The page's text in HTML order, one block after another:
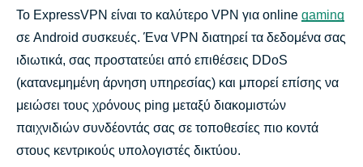
Το ExpressVPN είναι το καλύτερο VPN για online gaming
σε Android συσκευές. Ένα VPN διατηρεί τα δεδομένα σας
ιδιωτικά, σας προστατεύει από επιθέσεις DDoS
(κατανεμημένη άρνηση υπηρεσίας) και μπορεί επίσης να
μειώσει τους χρόνους ping μεταξύ διακομιστών
παιχνιδιών συνδέοντάς σας σε τοποθεσίες πιο κοντά
στους κεντρικούς υπολογιστές δικτύου.